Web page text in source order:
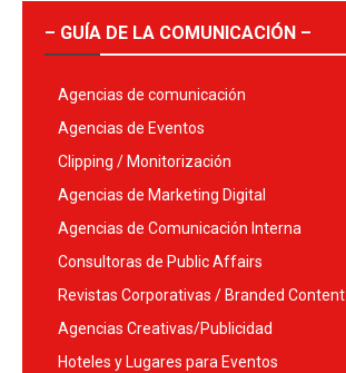
– GUÍA DE LA COMUNICACIÓN –
Agencias de comunicación
Agencias de Eventos
Clipping / Monitorización
Agencias de Marketing Digital
Agencias de Comunicación Interna
Consultoras de Public Affairs
Revistas Corporativas / Branded Content
Agencias Creativas/Publicidad
Hoteles y Lugares para Eventos